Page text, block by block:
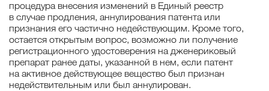
процедура внесения изменений в Единый реестр
в случае продления, аннулирования патента или
признания его частично недействующим. Кроме того,
остается открытым вопрос, возможно ли получение
регистрационного удостоверения на дженериковый
препарат ранее даты, указанной в нем, если патент
на активное действующее вещество был признан
недействительным или был аннулирован.